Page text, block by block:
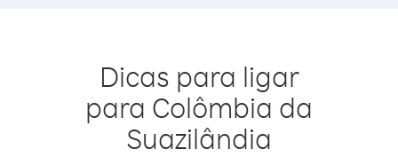
Dicas para ligar
para Colômbia da
Suazilândia